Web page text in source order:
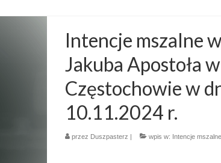
Intencje mszalne
Jakuba Apostoła w
Częstochowie w
10.11.2024 r.
przez Duszpasterz | wpis w: Intencje mszalne